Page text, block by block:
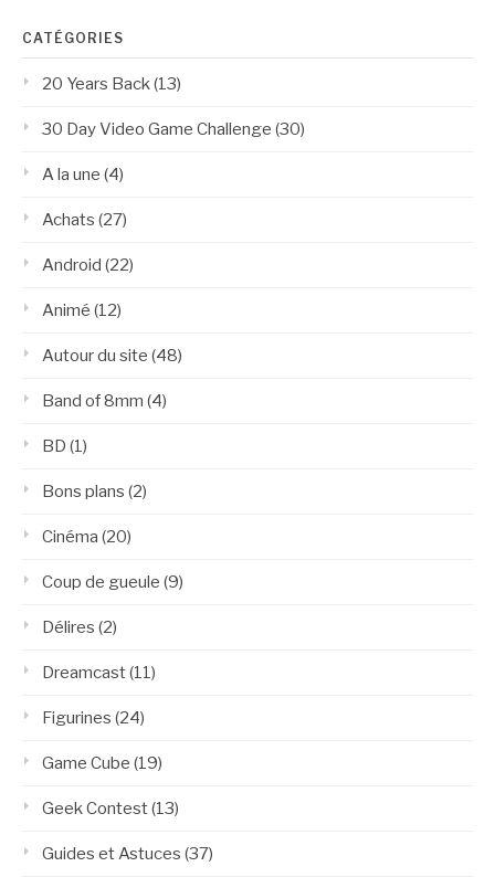
CATÉGORIES
20 Years Back (13)
30 Day Video Game Challenge (30)
A la une (4)
Achats (27)
Android (22)
Animé (12)
Autour du site (48)
Band of 8mm (4)
BD (1)
Bons plans (2)
Cinéma (20)
Coup de gueule (9)
Délires (2)
Dreamcast(11)
Figurines (24)
Game Cube (19)
Geek Contest(13)
Guides et Astuces (37)